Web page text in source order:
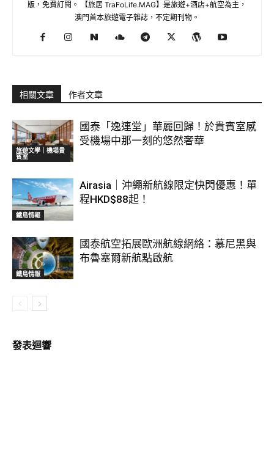
版，免費訂閱。 【旅居 TraFoLife.MAG】是旅遊+酒店+航空為主，
澳門首本旅遊電子雜誌，不定期刊物。
相關文章 作者文章
旅遊文學｜機場貴
賓室
國泰「逸連堂」華麗回歸！於貴賓室感
受機場中那一刻的悠然奢華
鐵鳥情報
Airasia｜沖繩新航線限定快閃優惠！單
程HKD$88起！
鐵鳥情報
國泰航空拓展歐洲航線網絡：慕尼黑與
布魯塞爾新航點啟航
發表迴響